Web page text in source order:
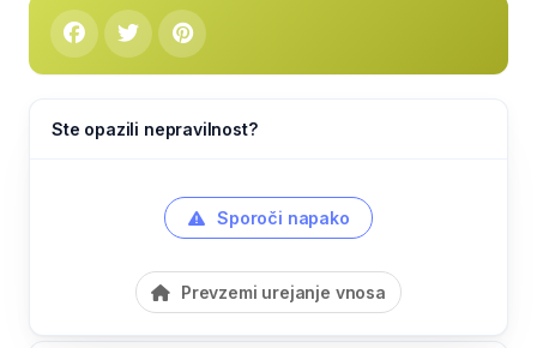
Ste opazili nepravilnost?
Sporoči napako
Prevzemi urejanje vnosa